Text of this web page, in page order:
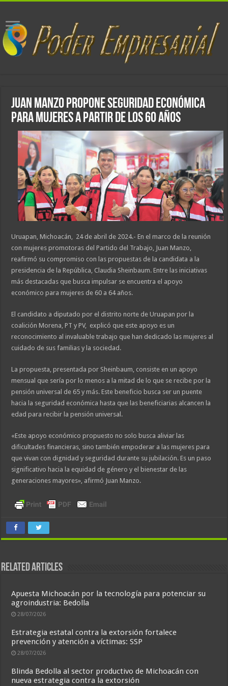
Juan Manzo propone seguridad económica
para mujeres a partir de los 60 años
Uruapan, Michoacán, 24 de abril de 2024.- En el marco de la reunión
con mujeres promotoras del Partido del Trabajo, Juan Manzo,
reafirmó su compromiso con las propuestas de la candidata a la
presidencia de la República, Claudia Sheinbaum. Entre las iniciativas
más destacadas que busca impulsar se encuentra el apoyo
económico para mujeres de 60 a 64 años.
El candidato a diputado por el distrito norte de Uruapan por la
coalición Morena, PT y PV, explicó que este apoyo es un
reconocimiento al invaluable trabajo que han dedicado las mujeres al
cuidado de sus familias y la sociedad.
La propuesta, presentada por Sheinbaum, consiste en un apoyo
mensual que sería por lo menos a la mitad de lo que se recibe por la
pensión universal de 65 y más. Este beneficio busca ser un puente
hacia la seguridad económica hasta que las beneficiarias alcancen la
edad para recibir la pensión universal.
«Este apoyo económico propuesto no solo busca aliviar las
dificultades financieras, sino también empoderar a las mujeres para
que vivan con dignidad y seguridad durante su jubilación. Es un paso
significativo hacia la equidad de género y el bienestar de las
generaciones mayores», afirmó Juan Manzo.
Related Articles
Apuesta Michoacán por la tecnología para potenciar su
agroindustria: Bedolla
28/07/2026
Estrategia estatal contra la extorsión fortalece
prevención y atención a víctimas: SSP
28/07/2026
Blinda Bedolla al sector productivo de Michoacán con
nueva estrategia contra la extorsión